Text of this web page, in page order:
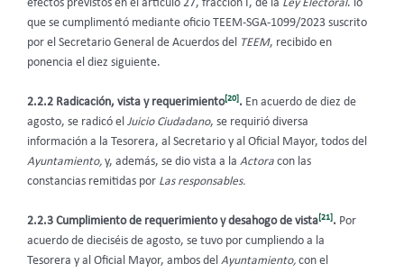
efectos previstos en el artículo 27, fracción I, de la Ley Electoral. lo
que se cumplimentó mediante oficio TEEM-SGA-1099/2023 suscrito
por el Secretario General de Acuerdos del
TEEM, recibido en
ponencia el diez siguiente.
2.2.2 Radicación, vista y requerimiento[20]. En acuerdo de diez de
agosto, se radicó el Juicio Ciudadano, se requirió diversa
información a la Tesorera, al Secretario y al Oficial Mayor, todos del
Ayuntamiento, y, además, se dio vista a la Actora con las
constancias remitidas por Las responsables.
2.2.3 Cumplimiento de requerimiento y desahogo de vista[21]. Por
acuerdo de dieciséis de agosto, se tuvo por cumpliendo a la
Tesorera y al Oficial Mayor, ambos del Ayuntamiento, con el